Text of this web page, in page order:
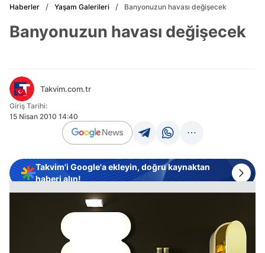
Haberler Yaşam Galerileri Banyonuzun havası değişecek
Banyonuzun havası değişecek
Takvim.com.tr
Giriş Tarihi:
15 Nisan 2010 14:40
Takvim'i Google'a ekleyin, doğru kaynaktan
haberi alın!